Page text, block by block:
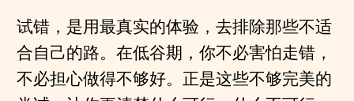
试错，是用最真实的体验，去排除那些不适
合自己的路。在低谷期，你不必害怕走错，
不必担心做得不够好。正是这些不够完美的